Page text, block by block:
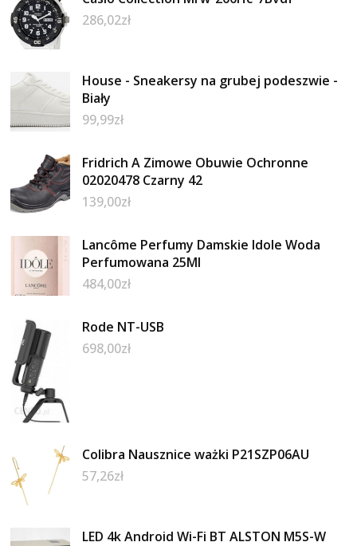
286,02zł
House - Sneakersy na grubej podeszwie -
Biały
99,99zł
Fridrich A Zimowe Obuwie Ochronne
02020478 Czarny 42
139,00zł
Lancôme Perfumy Damskie Idole Woda
Perfumowana 25Ml
484,00zł
Rode NT-USB
698,00zł
Colibra Nausznice ważki P21SZP06AU
57,26zł
LED 4k Android Wi-Fi BT ALSTON M5S-W